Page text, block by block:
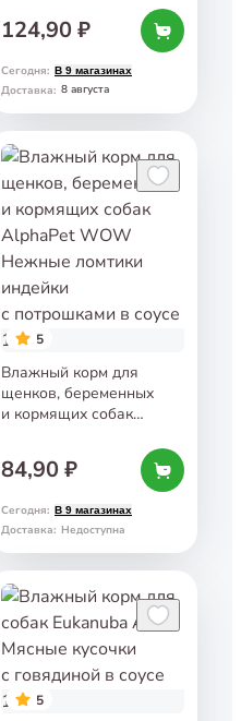
кусочки с телятиной
и тыквой в соусе 100 г
124,90 ₽
Сегодня: В 9 магазинах
Доставка: 8 августа
5
Влажный корм для
щенков, беременных
и кормящих собак
с потрошками в соусе
84,90 ₽
Сегодня: В 9 магазинах
Доставка: Недоступна
5